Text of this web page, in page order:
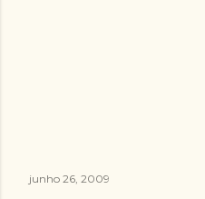
junho 26, 2009